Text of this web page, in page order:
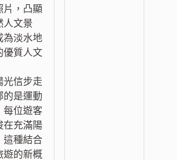
片，凸顯
人文景
為淡水地
優質人文
光信步走
的是運動
每位遊客
在充滿陽
這種結合
遊的新概